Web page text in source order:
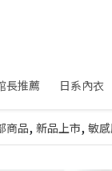
長推薦 日系內衣
商品, 新品上市, 敏